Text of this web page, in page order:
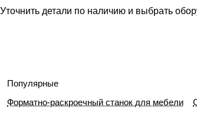
Уточнить детали по наличию и выбрать
Популярные
Форматно-раскроечный станок для мебели